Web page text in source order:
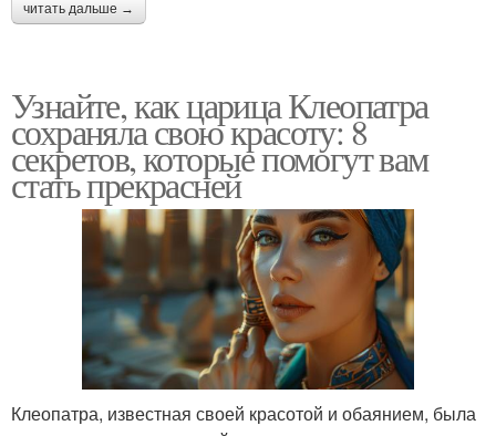
читать дальше →
Узнайте, как царица Клеопатра
сохраняла свою красоту: 8
секретов, которые помогут вам
стать прекрасней
Клеопатра, известная своей красотой и обаянием, была